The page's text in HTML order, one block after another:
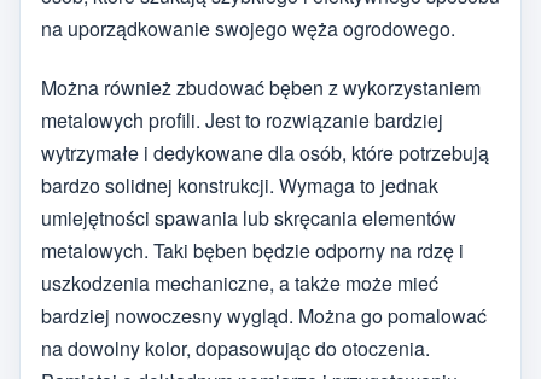
na uporządkowanie swojego węża ogrodowego.
Można również zbudować bęben z wykorzystaniem
metalowych profili. Jest to rozwiązanie bardziej
wytrzymałe i dedykowane dla osób, które potrzebują
bardzo solidnej konstrukcji. Wymaga to jednak
umiejętności spawania lub skręcania elementów
metalowych. Taki bęben będzie odporny na rdzę i
uszkodzenia mechaniczne, a także może mieć
bardziej nowoczesny wygląd. Można go pomalować
na dowolny kolor, dopasowując do otoczenia.